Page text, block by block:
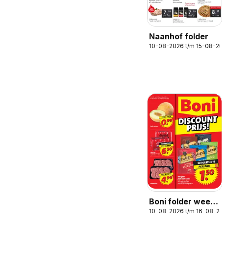
Naanhof folder
10-08-2026 t/m 15-08-
Boni folder week
33
10-08-2026 t/m 16-08-